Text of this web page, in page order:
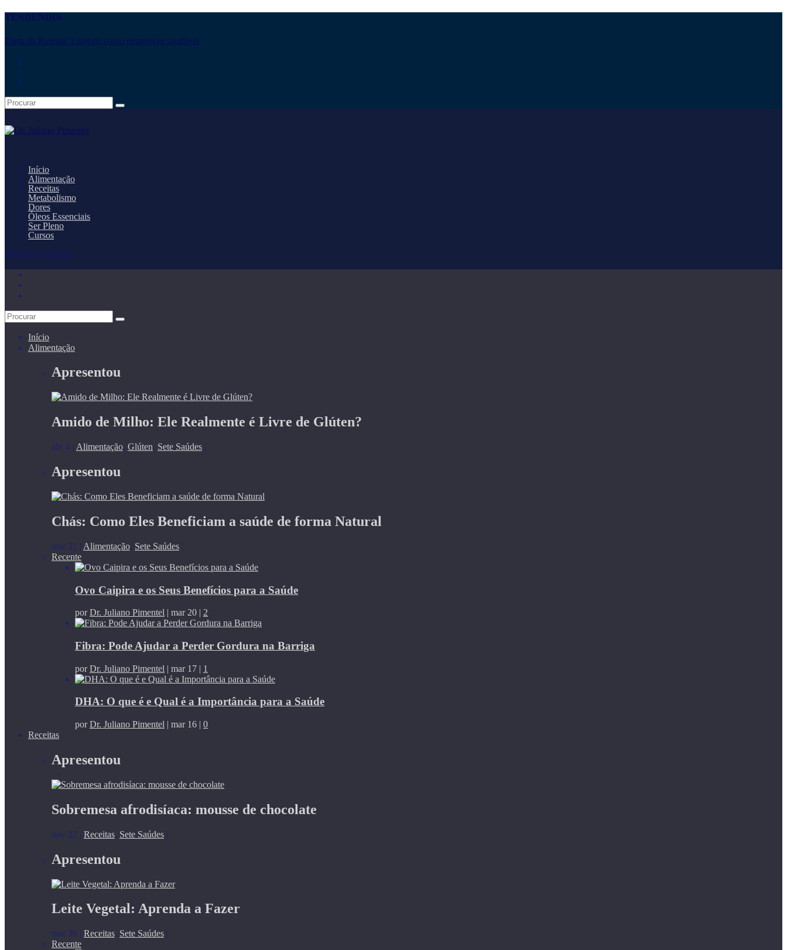
TENDENDO:
Dieta da Banana: Entenda como emagrecer saudável
Início
Alimentação
Receitas
Metabolismo
Dores
Óleos Essenciais
Ser Pleno
Cursos
Selecione a página
Início
Alimentação
Apresentou
Amido de Milho: Ele Realmente é Livre de Glúten?
abr 4 | Alimentação, Glúten, Sete Saúdes |
Apresentou
Chás: Como Eles Beneficiam a saúde de forma Natural
mar 21 | Alimentação, Sete Saúdes |
Recente
Ovo Caipira e os Seus Benefícios para a Saúde
porDr. Juliano Pimentel | mar 20 | 2
Fibra: Pode Ajudar a Perder Gordura na Barriga
porDr. Juliano Pimentel | mar 17 | 1
DHA: O que é e Qual é a Importância para a Saúde
porDr. Juliano Pimentel | mar 16 | 0
Receitas
Apresentou
Sobremesa afrodisíaca: mousse de chocolate
nov 22 | Receitas, Sete Saúdes |
Apresentou
Leite Vegetal: Aprenda a Fazer
mar 30 | Receitas, Sete Saúdes |
Recente